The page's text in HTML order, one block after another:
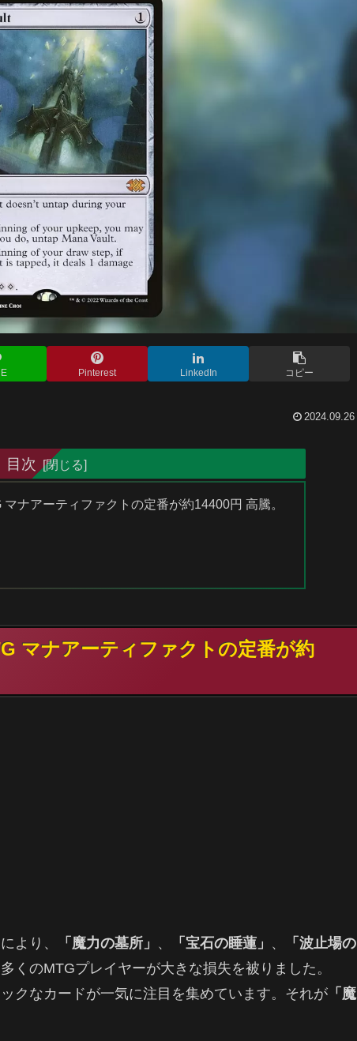
Pinterest LinkedIn コピー
2024.09.26
目次
マナアーティファクトの定番が約14400円 高騰。
マナアーティファクトの定番が約
より、 「魔力の墓所」 、 「宝石の睡蓮」 、
「波止場の
くのMTGプレイヤーが大きな損失を被りました。
クなカードが一気に注目を集めています。それが 「魔